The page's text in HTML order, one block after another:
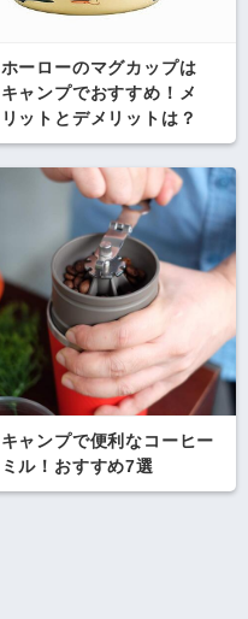
ホーローのマグカップは
キャンプでおすすめ！メ
リットとデメリットは？
キャンプで便利なコーヒー
ミル！おすすめ7選